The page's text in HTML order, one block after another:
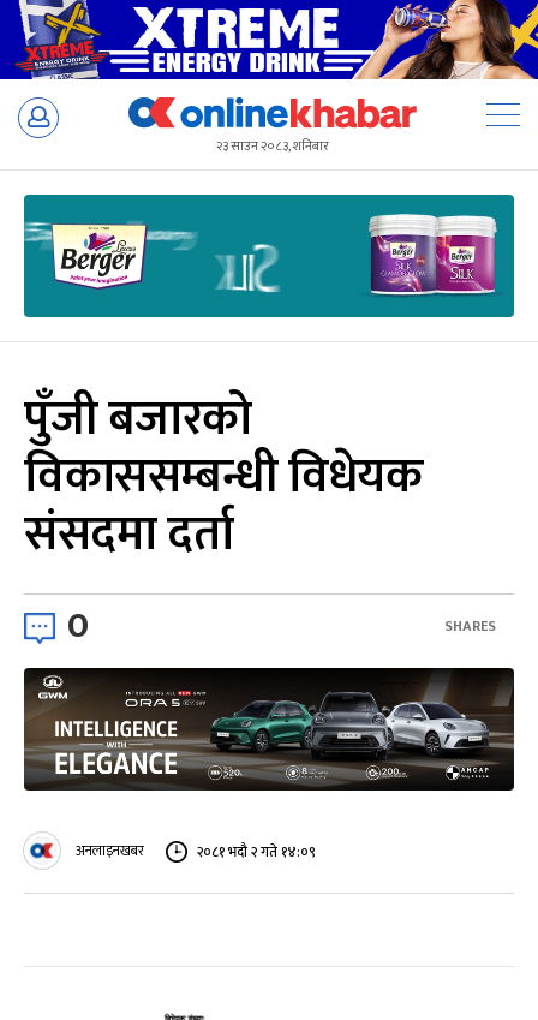
Skip
२३ साउन २०८३, शनिबार
पुँजी बजारको
विकाससम्बन्धी विधेयक
संसदमा दर्ता
0 SHARES
अनलाइनखबर २०८१ भदौ २ गते १४:०९